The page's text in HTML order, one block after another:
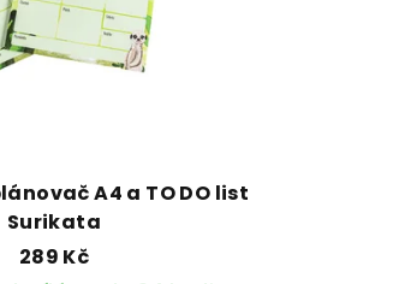
A4 a TO DO list
Surikata
289 Kč